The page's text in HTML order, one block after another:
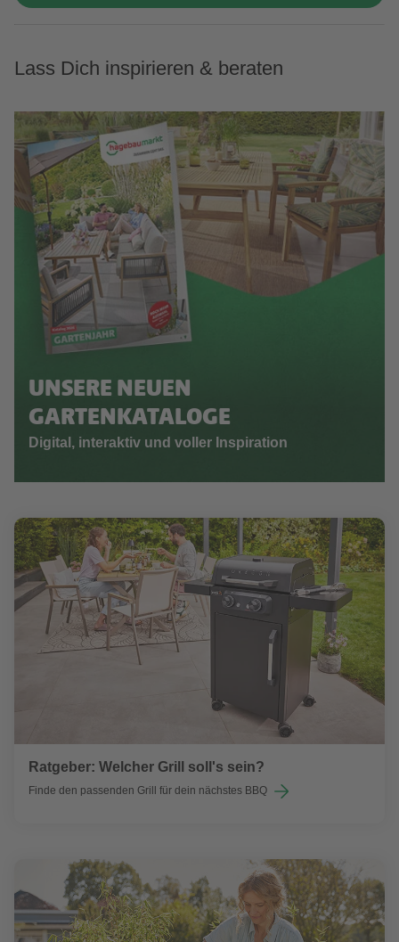
Lass Dich inspirieren & beraten
UNSERE NEUEN
GARTENKATALOGE
Digital, interaktiv und voller Inspiration
Ratgeber: Welcher Grill soll's sein?
Finde den passenden Grill für dein nächstes BBQ